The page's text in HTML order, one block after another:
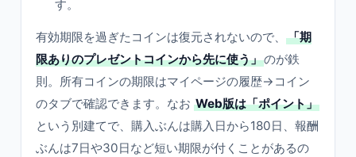
す。
有効期限を過ぎたコインは復元されないので、
「期
限ありのプレゼントコインから先に使う」のが鉄
則。所有コインの期限はマイページの履歴→コイン
のタブで確認できます。なお Web版は「ポイント」
という別建てで、購入ぶんは購入日から180日、報酬
ぶんは7日や30日など短い期限が付くことがあるの